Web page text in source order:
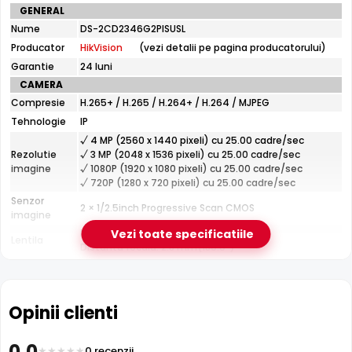
Infrarosu 30m
HikVision DS-2CD2346G2PISUSL dispune de iluminare
infrarosu cu raza de actiune de pana la
vizibilitate clara pe intuneric total. LED-urile IR sunt
invizibile ochiului uman si nu deranjeaza.
Specificatii
tehnice
HikVision
DS-
2CD2346G2PISUSL
GENERAL
Nume
DS-2CD2346G2PISUSL
Producator
HikVision
(vezi detalii pe pagina producatorului)
Garantie
24 luni
CAMERA
Compresie
H.265+ / H.265 / H.264+ / H.264 / MJPEG
Tehnologie
IP
Rezolutie
imagine
√ 4 MP (2560 x 1440 pixeli) cu 25.00 cadre/sec
√ 3 MP (2048 x 1536 pixeli) cu 25.00 cadre/sec
√ 1080P (1920 x 1080 pixeli) cu 25.00 cadre/sec
√ 720P (1280 x 720 pixeli) cu 25.00 cadre/sec
Senzor
imagine
2 × 1/2.5inch Progressive Scan CMOS
Fixa
Distanta focala: 2.8 mm(180.0°)
Format
Dome
Vezi toate specificatiile
Opinii clienti